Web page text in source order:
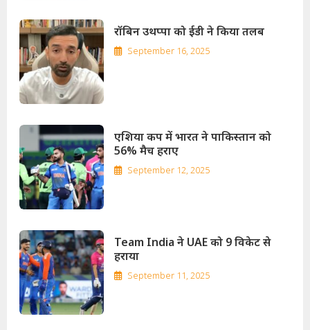
रॉबिन उथप्पा को ईडी ने किया तलब
September 16, 2025
एशिया कप में भारत ने पाकिस्तान को
56% मैच हराए
September 12, 2025
Team India ने UAE को 9 विकेट से
हराया
September 11, 2025